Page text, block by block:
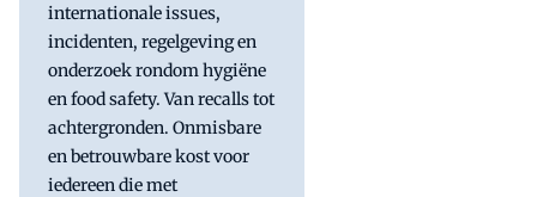
internationale issues,
incidenten, regelgeving en
onderzoek rondom hygiëne
en food safety. Van recalls tot
achtergronden. Onmisbare
en betrouwbare kost voor
iedereen die met